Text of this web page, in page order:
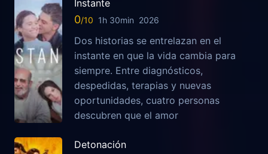
Instante
0 1h 30min 2026
Dos historias se entrelazan en el
instante en que la vida cambia para
siempre. Entre diagnósticos,
despedidas, terapias y nuevas
oportunidades, cuatro personas
descubren que el amor
Detonación